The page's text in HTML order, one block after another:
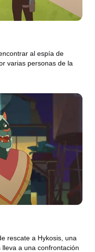
al espía de
varias personas de la
rescate a Hykosis, una
a una confrontación